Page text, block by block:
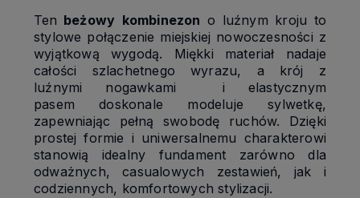
Ten beżowy kombinezon o luźnym kroju to
stylowe połączenie miejskiej nowoczesności z
wyjątkową wygodą. Miękki materiał nadaje
całości szlachetnego wyrazu, a krój z
luźnymi nogawkami
i elastycznym
pasem doskonale modeluje sylwetkę,
zapewniając pełną swobodę ruchów. Dzięki
prostej formie i uniwersalnemu charakterowi
stanowią idealny fundament zarówno dla
odważnych, casualowych zestawień, jak i
codziennych, komfortowych stylizacji.